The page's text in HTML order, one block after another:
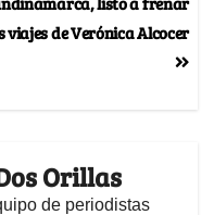
viajes de Verónica Alcocer
Orillas
de periodistas